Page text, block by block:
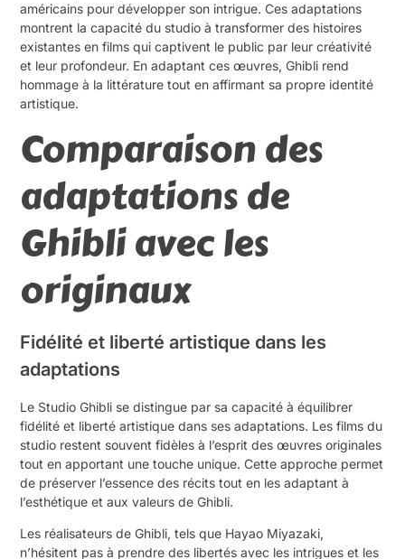
américains pour développer son intrigue. Ces adaptations
montrent la capacité du studio à transformer des histoires
existantes en films qui captivent le public par leur créativité
et leur profondeur. En adaptant ces œuvres, Ghibli rend
hommage à la littérature tout en affirmant sa propre identité
artistique.
Comparaison des
adaptations de
Ghibli avec les
originaux
Fidélité et liberté artistique dans les
adaptations
Le Studio Ghibli se distingue par sa capacité à équilibrer
fidélité et liberté artistique dans ses adaptations. Les films du
studio restent souvent fidèles à l’esprit des œuvres originales
tout en apportant une touche unique. Cette approche permet
de préserver l’essence des récits tout en les adaptant à
l’esthétique et aux valeurs de Ghibli.
Les réalisateurs de Ghibli, tels que Hayao Miyazaki,
n’hésitent pas à prendre des libertés avec les intrigues et les